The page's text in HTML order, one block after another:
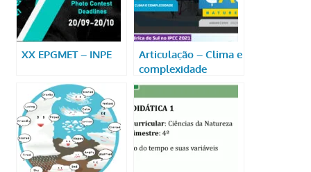
XX EPGMET – INPE
Articulação – Clima e
complexidade